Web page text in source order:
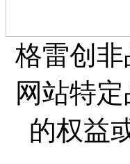
格雷创
网站特
的权益